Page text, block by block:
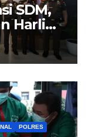
SDM,
Harli
POLRES